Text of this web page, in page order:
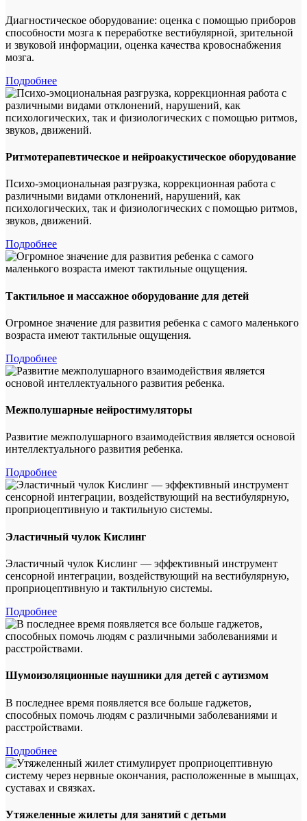
Диагностическое оборудование: оценка с помощью приборов
способности мозга к переработке вестибулярной, зрительной
и звуковой информации, оценка качества кровоснабжения
мозга.
Подробнее
Ритмотерапевтическое и нейроакустическое оборудование
Психо-эмоциональная разгрузка, коррекционная работа с
различными видами отклонений, нарушений, как
психологических, так и физиологических с помощью ритмов,
звуков, движений.
Подробнее
Тактильное и массажное оборудование для детей
Огромное значение для развития ребенка с самого маленького
возраста имеют тактильные ощущения.
Подробнее
Межполушарные нейростимуляторы
Развитие межполушарного взаимодействия является основой
интеллектуального развития ребенка.
Подробнее
Эластичный чулок Кислинг
Эластичный чулок Кислинг — эффективный инструмент
сенсорной интеграции, воздействующий на вестибулярную,
проприоцептивную и тактильную системы.
Подробнее
Шумоизоляционные наушники для детей с аутизмом
В последнее время появляется все больше гаджетов,
способных помочь людям с различными заболеваниями и
расстройствами.
Подробнее
Утяжеленные жилеты для занятий с детьми